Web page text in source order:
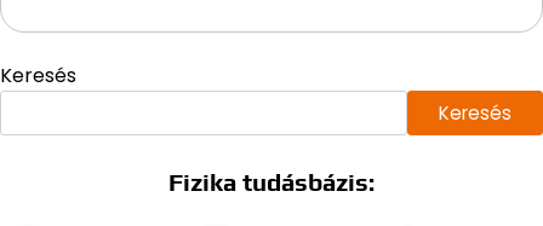
Keresés
Keresés
Fizika tudásbázis: